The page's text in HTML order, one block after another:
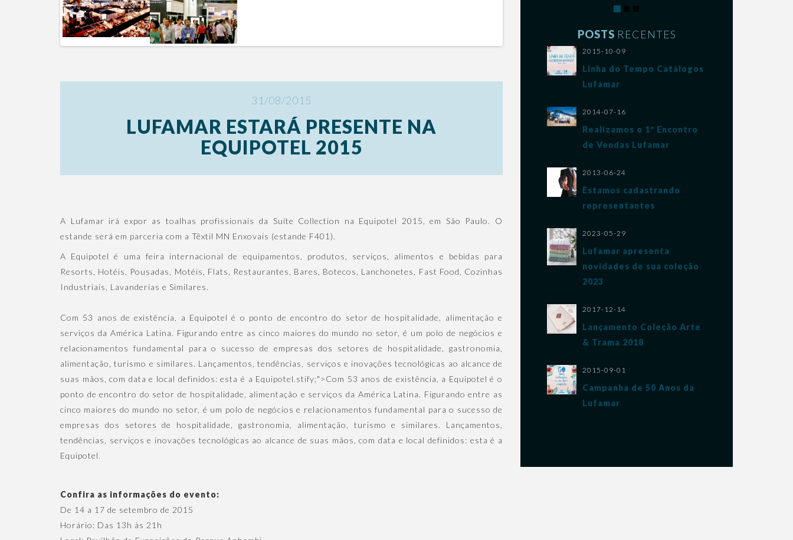
31/08/2015
LUFAMAR ESTARÁ PRESENTE NA
EQUIPOTEL 2015
A Lufamar irá expor as toalhas profissionais da Suíte Collection na Equipotel 2015, em São Paulo. O
estande será em parceria com a Têxtil MN Enxovais (estande F401).
A Equipotel é uma feira internacional de equipamentos, produtos, serviços, alimentos e bebidas para
Resorts, Hotéis, Pousadas, Motéis, Flats, Restaurantes, Bares, Botecos, Lanchonetes, Fast Food, Cozinhas
Industriais, Lavanderias e Similares.
Com 53 anos de existência, a Equipotel é o ponto de encontro do setor de hospitalidade, alimentação e
serviços da América Latina. Figurando entre as cinco maiores do mundo no setor, é um polo de negócios e
relacionamentos fundamental para o sucesso de empresas dos setores de hospitalidade, gastronomia,
alimentação, turismo e similares. Lançamentos, tendências, serviços e inovações tecnológicas ao alcance de
suas mãos, com data e local definidos: esta é a Equipotel.stify;">Com 53 anos de existência, a Equipotel é o
ponto de encontro do setor de hospitalidade, alimentação e serviços da América Latina. Figurando entre as
cinco maiores do mundo no setor, é um polo de negócios e relacionamentos fundamental para o sucesso de
empresas dos setores de hospitalidade, gastronomia, alimentação, turismo e similares. Lançamentos,
tendências, serviços e inovações tecnológicas ao alcance de suas mãos, com data e local definidos: esta é a
Equipotel.
Confira as informações do evento:
De 14 a 17 de setembro de 2015
Horário: Das 13h às 21h
REF 180 fios
VER PRODUTO
POSTS RECENTES
2015-10-09
Linha do Tempo Catálogos
Lufamar
2014-07-16
Realizamos o 1º Encontro
de Vendas Lufamar
2013-06-24
Estamos cadastrando
representantes
2023-05-29
Lufamar apresenta
novidades de sua coleção
2023
2017-12-14
Lançamento Coleção Arte
& Trama 2018
2015-09-01
Campanha de 50 Anos da
Lufamar